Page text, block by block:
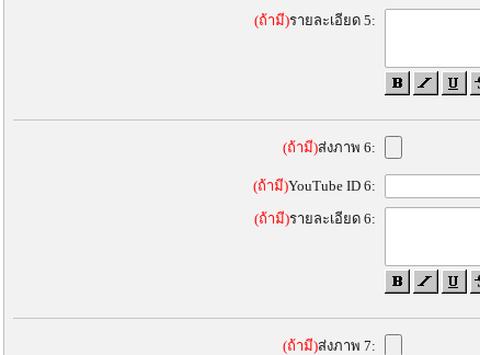
(ถ้ามี)รายละเอียด 5:
(ถ้ามี)ส่งภาพ 6:
(ถ้ามี)YouTube ID 6:
(ถ้ามี)รายละเอียด 6:
(ถ้ามี)ส่งภาพ 7: